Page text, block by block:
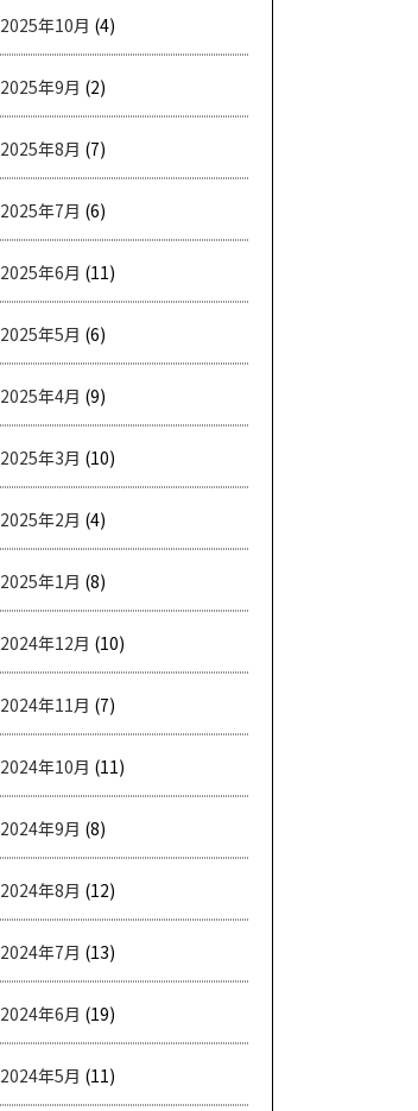
2025年10月 (4)
2025年9月 (2)
2025年8月 (7)
2025年7月 (6)
2025年6月 (11)
2025年5月 (6)
2025年4月 (9)
2025年3月 (10)
2025年2月 (4)
2025年1月 (8)
2024年12月 (10)
2024年11月 (7)
2024年10月 (11)
2024年9月 (8)
2024年8月 (12)
2024年7月 (13)
2024年6月 (19)
2024年5月 (11)